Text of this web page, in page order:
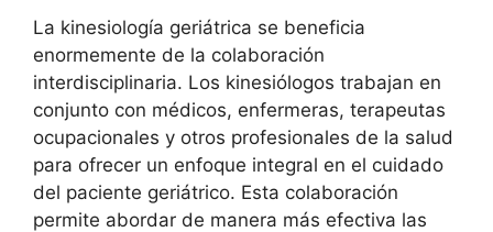
La kinesiología geriátrica se beneficia
enormemente de la colaboración
interdisciplinaria. Los kinesiólogos trabajan en
conjunto con médicos, enfermeras, terapeutas
ocupacionales y otros profesionales de la salud
para ofrecer un enfoque integral en el cuidado
del paciente geriátrico. Esta colaboración
permite abordar de manera más efectiva las